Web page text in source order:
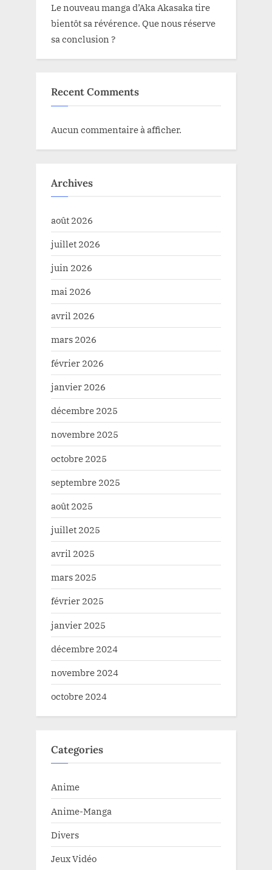
Le nouveau manga d’Aka Akasaka tire
bientôt sa révérence. Que nous réserve
sa conclusion ?
Recent Comments
Aucun commentaire à afficher.
Archives
août 2026
juillet 2026
juin 2026
mai 2026
avril 2026
mars 2026
février 2026
janvier 2026
décembre 2025
novembre 2025
octobre 2025
septembre 2025
août 2025
juillet 2025
avril 2025
mars 2025
février 2025
janvier 2025
décembre 2024
novembre 2024
octobre 2024
Categories
Anime
Anime-Manga
Divers
Jeux Vidéo